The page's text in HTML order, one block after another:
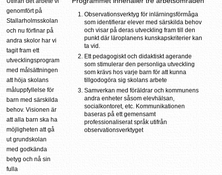
genomfört på
Stallarholmsskolan
och nu förfinar på
andra skolor har vi
tagit fram ett
utvecklingsprogram
med målsättningen
att höja skolans
måluppfyllelse för
barn med särskilda
behov. Visionen är
att alla barn ska ha
möjligheten att gå
ut grundskolan
med godkända
betyg och nå sin
fulla
Observationsverktyg för inlärningsförmåga
som identifierar elever med särskilda behov
och visar på deras utveckling fram till den
punkt där läroplanens kunskapskriterier kan
ta vid.
Ett pedagogiskt och didaktiskt agerande
som stimulerar den personliga utveckling
som krävs hos varje barn för att kunna
tillgodogöra sig skolans arbete
Samverkan med föräldrar och kommunens
andra enheter såsom elevhälsan,
socialkontoret, etc. Kommunikationen
baseras på ett gemensamt
professionaliserat språk utifrån
observationsverktyget